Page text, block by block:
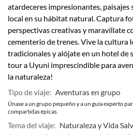
atardeceres impresionantes, paisajes
local en su hábitat natural. Captura
perspectivas creativas y maravíllate
cementerio de trenes. Vive la cultura
tradicionales y alójate en un hotel de
tour a Uyuni imprescindible para
la naturaleza!
Tipo de viaje: Aventuras en grupo
Únase a un grupo pequeño y a un guía experto
compartidas épicas.
Tema del viaje: Naturaleza y Vida